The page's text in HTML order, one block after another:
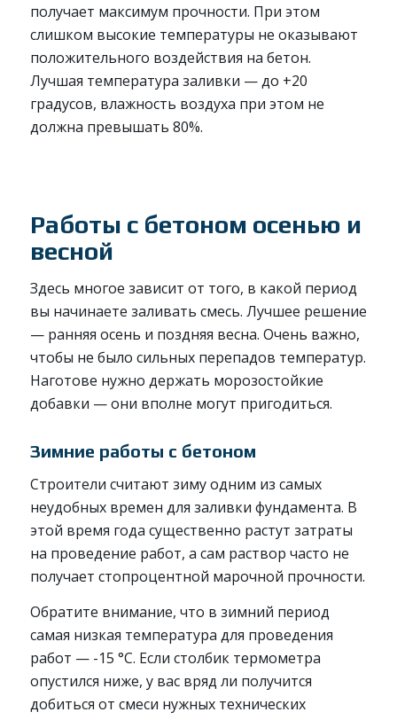
получает максимум прочности. При этом
слишком высокие температуры не оказывают
положительного воздействия на бетон.
Лучшая температура заливки — до +20
градусов, влажность воздуха при этом не
должна превышать 80%.
Работы с бетоном осенью и
весной
Здесь многое зависит от того, в какой период
вы начинаете заливать смесь. Лучшее решение
— ранняя осень и поздняя весна. Очень важно,
чтобы не было сильных перепадов температур.
Наготове нужно держать морозостойкие
добавки — они вполне могут пригодиться.
Зимние работы с бетоном
Строители считают зиму одним из самых
неудобных времен для заливки фундамента. В
этой время года существенно растут затраты
на проведение работ, а сам раствор часто не
получает стопроцентной марочной прочности.
Обратите внимание, что в зимний период
самая низкая температура для проведения
работ — -15 °C. Если столбик термометра
опустился ниже, у вас вряд ли получится
добиться от смеси нужных технических